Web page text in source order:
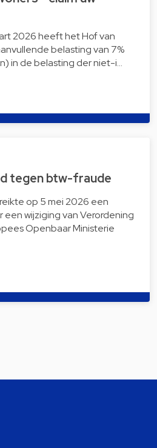
2026 heeft het Hof van
belasting van 7%
in de belasting der niet-i…
tegen btw-fraude
op 5 mei 2026 een
wijziging van Verordening
Openbaar Ministerie